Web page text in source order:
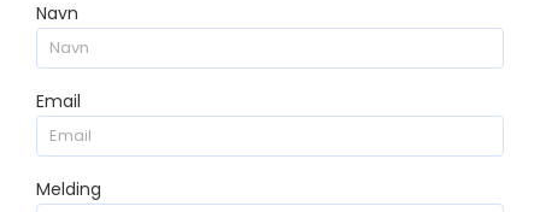
Navn
Email
Melding